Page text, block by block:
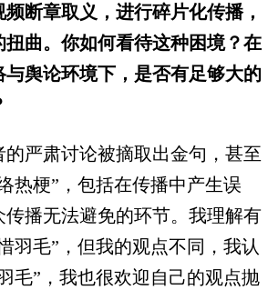
断章取义，进行碎片化传播，
扭曲。你如何看待这种困境？在
与舆论环境下，是否有足够大的
的严肃讨论被摘取出金句，甚至
热梗”，包括在传播中产生误
传播无法避免的环节。我理解有
羽毛”，但我的观点不同，我认
毛”，我也很欢迎自己的观点抛